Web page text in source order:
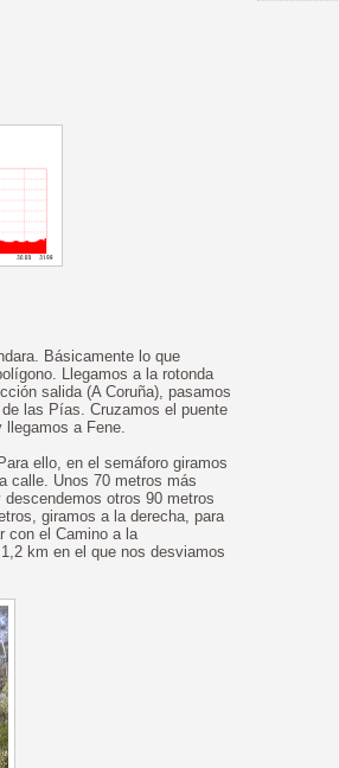
Básicamente lo que
Llegamos a la rotonda
salida (A Coruña), pasamos
las Pías. Cruzamos el puente
llegamos a Fene.
ello, en el semáforo giramos
calle. Unos 70 metros más
otros 90 metros
giramos a la derecha, para
con el Camino a la
km en el que nos desviamos